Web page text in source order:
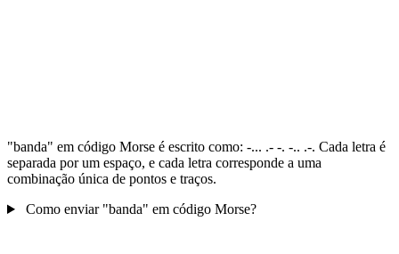
"banda" em código Morse é escrito como: -... .- -. -.. .-. Cada letra é
separada por um espaço, e cada letra corresponde a uma
combinação única de pontos e traços.
Como enviar "banda" em código Morse?